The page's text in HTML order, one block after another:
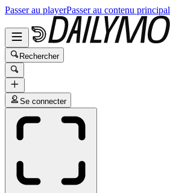
Passer au playerPasser au contenu principal
Rechercher
Se connecter